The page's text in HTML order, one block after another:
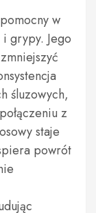
w
grypy. Jego
śluzowych,
z
staje
powrót